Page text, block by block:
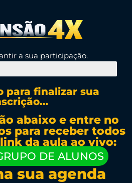
a sua participação.
para finalizar sua
abaixo e entre no
para receber todos
da aula ao vivo:
DE ALUNOS
sua agenda